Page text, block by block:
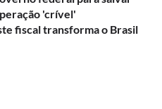
'crível'
fiscal transforma o Brasil